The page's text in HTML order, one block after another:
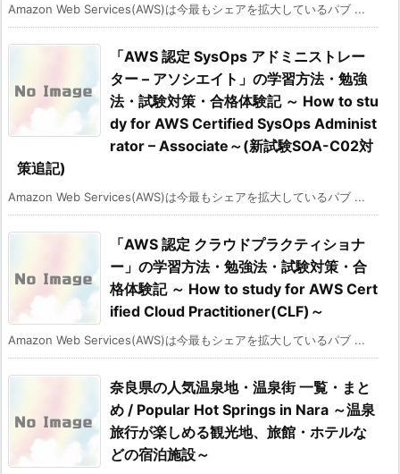
Amazon Web Services(AWS)は今最もシェアを拡大しているパブ ...
「AWS 認定 SysOps アドミニストレー
ター – アソシエイト」の学習方法・勉強
法・試験対策・合格体験記 ～ How to stu
dy for AWS Certified SysOps Administ
rator – Associate～(新試験SOA-C02対
策追記)
Amazon Web Services(AWS)は今最もシェアを拡大しているパブ ...
「AWS 認定 クラウドプラクティショナ
ー」の学習方法・勉強法・試験対策・合
格体験記 ～ How to study for AWS Cert
ified Cloud Practitioner(CLF)～
Amazon Web Services(AWS)は今最もシェアを拡大しているパブ ...
奈良県の人気温泉地・温泉街 一覧・まと
め / Popular Hot Springs in Nara ～温泉
旅行が楽しめる観光地、旅館・ホテルな
どの宿泊施設～